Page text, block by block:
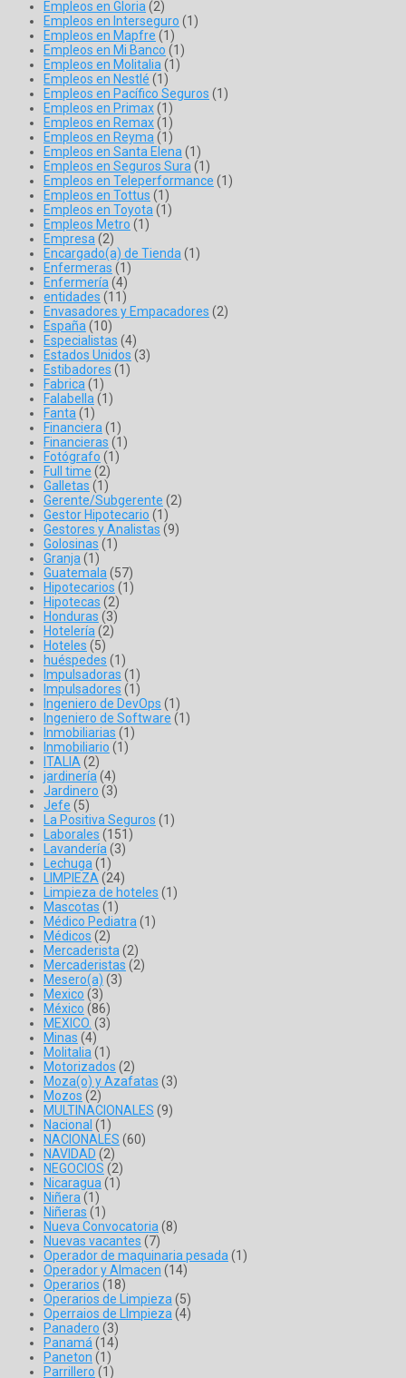
Empleos en Gloria(2)
Empleos en Interseguro (1)
Empleos en Mapfre (1)
Empleos en Mi Banco (1)
Empleos en Molitalia(1)
Empleos en Nestlé (1)
Empleos en Pacífico Seguros (1)
Empleos en Primax(1)
Empleos en Remax(1)
Empleos en Reyma(1)
Empleos en Santa Elena(1)
Empleos en Seguros Sura(1)
Empleos en Teleperformance (1)
Empleos en Tottus (1)
Empleos en Toyota(1)
Empleos Metro (1)
Empresa(2)
Encargado(a) de Tienda(1)
Enfermeras (1)
Enfermería(4)
entidades (11)
Envasadores y Empacadores (2)
España(10)
Especialistas (4)
Estados Unidos (3)
Estibadores (1)
Fabrica(1)
Falabella(1)
Fanta(1)
Financiera(1)
Financieras (1)
Fotógrafo (1)
Full time (2)
Galletas (1)
Gerente/Subgerente (2)
Gestor Hipotecario (1)
Gestores y Analistas (9)
Golosinas (1)
Granja(1)
Guatemala(57)
Hipotecarios (1)
Hipotecas (2)
Honduras (3)
Hotelería(2)
Hoteles (5)
huéspedes (1)
Impulsadoras (1)
Impulsadores (1)
Ingeniero de DevOps (1)
Ingeniero de Software (1)
Inmobiliarias (1)
Inmobiliario (1)
ITALIA(2)
jardinería(4)
Jardinero (3)
Jefe (5)
La Positiva Seguros (1)
Laborales (151)
Lavandería(3)
Lechuga(1)
LIMPIEZA(24)
Limpieza de hoteles (1)
Mascotas (1)
Médico Pediatra(1)
Médicos (2)
Mercaderista(2)
Mercaderistas (2)
Mesero(a) (3)
Mexico (3)
México (86)
MEXICO. (3)
Minas (4)
Molitalia(1)
Motorizados (2)
Moza(o) y Azafatas (3)
Mozos (2)
MULTINACIONALES (9)
Nacional (1)
NACIONALES (60)
NAVIDAD (2)
NEGOCIOS (2)
Nicaragua(1)
Niñera(1)
Niñeras (1)
Nueva Convocatoria(8)
Nuevas vacantes (7)
Operador de maquinaria pesada(1)
Operador y Almacen (14)
Operarios (18)
Operarios de Limpieza(5)
Operraios de LImpieza(4)
Panadero (3)
Panamá(14)
Paneton (1)
Parrillero (1)